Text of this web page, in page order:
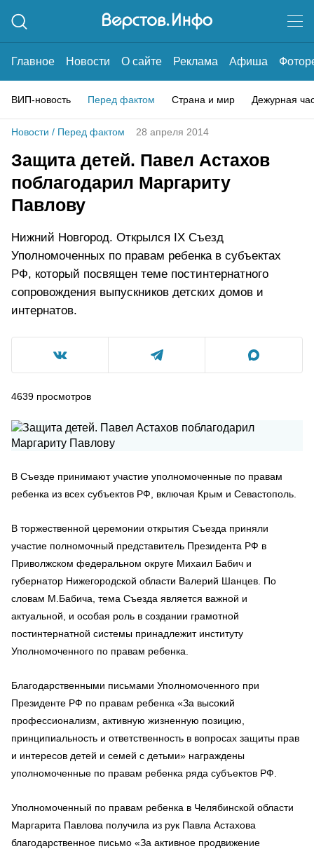
Главное Новости О сайте Реклама Афиша
ВИП-новость Перед фактом Страна и мир Дежурная
Новости / Перед фактом 28 апреля 2014
Защита детей. Павел Астахов
поблагодарил Маргариту
Павлову
Нижний Новгород. Открылся IX Съезд
Уполномоченных по правам ребенка в субъектах
РФ, который посвящен теме постинтернатного
сопровождения выпускников детских домов и
интернатов.
4639 просмотров
В Съезде принимают участие уполномоченные по правам
ребенка из всех субъектов РФ, включая Крым и Севастополь.
В торжественной церемонии открытия Съезда приняли
участие полномочный представитель Президента РФ в
Приволжском федеральном округе Михаил Бабич и
губернатор Нижегородской области Валерий Шанцев. По
словам М.Бабича, тема Съезда является важной и
актуальной, и особая роль в создании грамотной
постинтернатной системы принадлежит институту
Уполномоченного по правам ребенка.
Благодарственными письмами Уполномоченного при
Президенте РФ по правам ребенка «За высокий
профессионализм, активную жизненную позицию,
принципиальность и ответственность в вопросах защиты прав
и интересов детей и семей с детьми» награждены
уполномоченные по правам ребенка ряда субъектов РФ.
Уполномоченный по правам ребенка в Челябинской области
Маргарита Павлова получила из рук Павла Астахова
благодарственное письмо «За активное продвижение